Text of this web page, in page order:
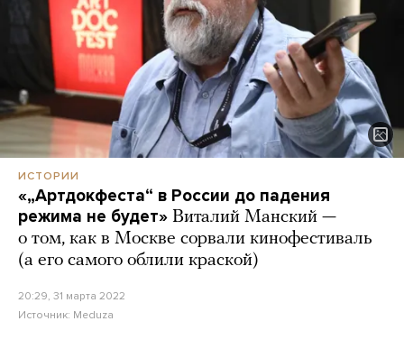
ИСТОРИИ
«„Артдокфеста“ в России до падения
режима не будет» Виталий Манский —
о том, как в Москве сорвали кинофестиваль
(а его самого облили краской)
20:29, 31 марта 2022
Источник: Meduza